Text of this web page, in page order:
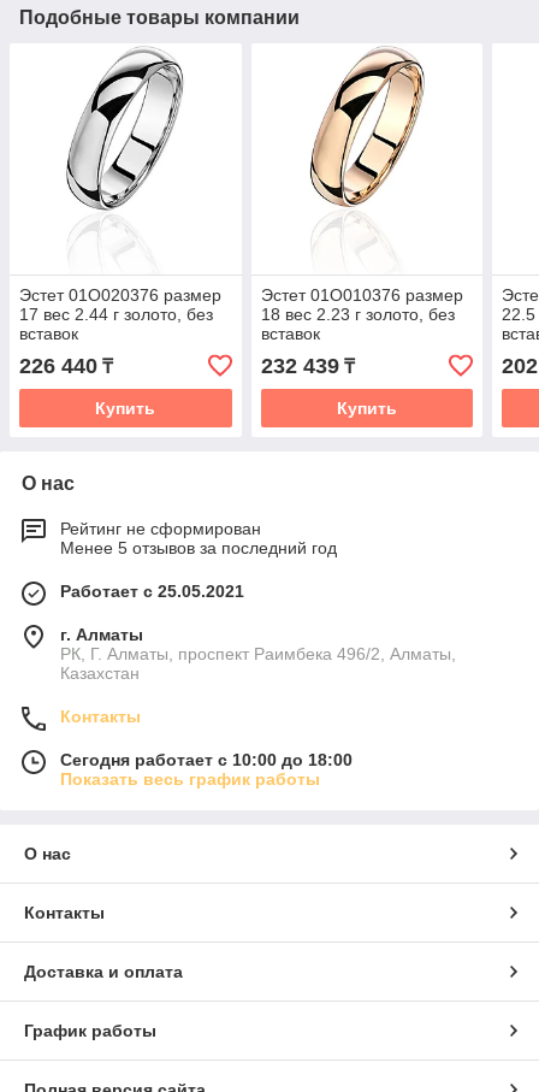
Подобные товары компании
Эстет 01О020376 размер
17 вес 2.44 г золото, без
вставок
226 440 ₸
Купить
Эстет 01О010376 размер
18 вес 2.23 г золото, без
вставок
232 439₸
Купить
22.5
О нас
Рейтинг не сформирован
Менее 5 отзывов за последний год
Работает с 25.05.2021
г. Алматы
РК, Г. Алматы, проспект Раимбека 496/2, Алматы,
Казахстан
Контакты
Сегодня работает с 10:00 до 18:00
Показать весь график работы
О нас
Контакты
Доставка и оплата
График работы